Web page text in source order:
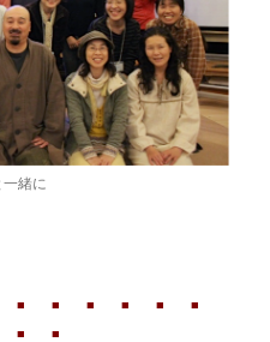
緒に
■ ■ ■ ■ ■ ■
■ ■